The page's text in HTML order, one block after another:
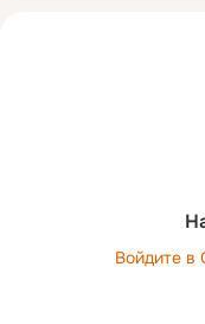
Войдите в